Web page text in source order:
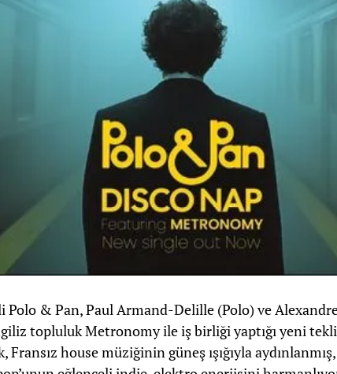
Polo & Pan, Paul Armand-Delille (Polo) ve
topluluk Metronomy ile iş birliği yaptığı yeni
Fransız house müziğinin güneş ışığıyla